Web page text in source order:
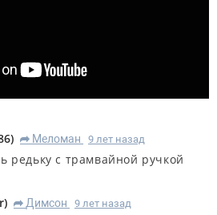
) R Меломан 9 лет назад
редьку с трамвайной ручкой
) R Димсон 9 лет назад